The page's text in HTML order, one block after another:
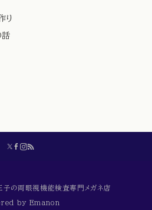
り
話
の両眼視機能検査専門メガネ店
by Emanon